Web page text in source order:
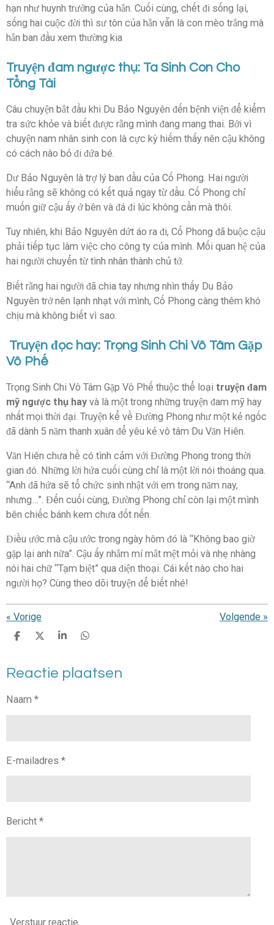
hạn như huynh trưởng của hắn. Cuối cùng, chết đi sống lại,
sống hai cuộc đời thì sư tôn của hắn vẫn là con mèo trắng mà
hắn ban đầu xem thường kia
Truyện đam ngược thụ: Ta Sinh Con Cho
Tổng Tài
Câu chuyện bắt đầu khi Du Bảo Nguyên đến bệnh viện để kiểm
tra sức khỏe và biết được rằng mình đang mang thai. Bởi vì
chuyện nam nhân sinh con là cực kỳ hiếm thấy nên cậu không
có cách nào bỏ đi đứa bé.
Dư Bảo Nguyên là trợ lý ban đầu của Cố Phong. Hai người
hiểu rằng sẽ không có kết quả ngay từ đầu. Cố Phong chỉ
muốn giữ cậu ấy ở bên và đá đi lúc không cần mà thôi.
Tuy nhiên, khi Bảo Nguyên dứt áo ra đi, Cố Phong đã buộc cậu
phải tiếp tục làm việc cho công ty của mình. Mối quan hệ của
hai người chuyển từ tình nhân thành chủ tớ.
Biết rằng hai người đã chia tay nhưng nhìn thấy Du Bảo
Nguyên trở nên lạnh nhạt với mình, Cố Phong càng thêm khó
chịu mà không biết vì sao.
Truyện đọc hay: Trọng Sinh Chi Vô Tâm Gặp
Vô Phế
Trọng Sinh Chi Vô Tâm Gặp Vô Phế thuộc thể loại truyện đam
mỹ ngược thụ hay và là một trong những truyện đam mỹ hay
nhất mọi thời đại. Truyện kể về Đường Phong như một kẻ ngốc
đã dành 5 năm thanh xuân để yêu kẻ vô tâm Du Văn Hiên.
Văn Hiên chưa hề có tình cảm với Đường Phong trong thời
gian đó. Những lời hứa cuối cùng chỉ là một lời nói thoáng qua.
“Anh đã hứa sẽ tổ chức sinh nhật với em trong năm nay,
nhưng…”. Đến cuối cùng, Đường Phong chỉ còn lại một mình
bên chiếc bánh kem chưa đốt nến.
Điều ước mà cậu ước trong ngày hôm đó là “Không bao giờ
gặp lại anh nữa”. Cậu ấy nhắm mí mắt mệt mỏi và nhẹ nhàng
nói hai chữ “Tạm biệt” qua điện thoại. Cái kết nào cho hai
người họ? Cùng theo dõi truyện để biết nhé!
« Vorige Volgende »
D
e
D
l
S
r
e
D
e
Reactie plaatsen
Naam *
E-mailadres *
Bericht *
Verstuur reactie